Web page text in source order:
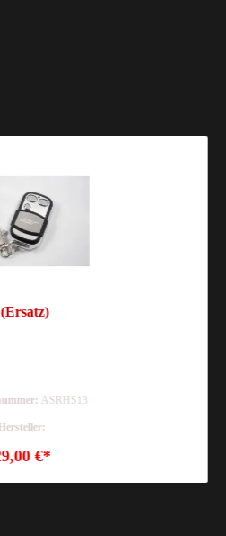
ASRHS13
Hersteller:
€*